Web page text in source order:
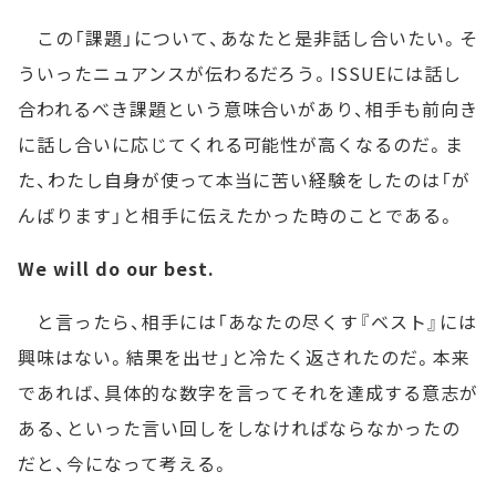
この「課題」について、あなたと是非話し合いたい。そ
ういったニュアンスが伝わるだろう。ISSUEには話し
合われるべき課題という意味合いがあり、相手も前向き
に話し合いに応じてくれる可能性が高くなるのだ。ま
た、わたし自身が使って本当に苦い経験をしたのは「が
んばります」と相手に伝えたかった時のことである。
We will do our best.
と言ったら、相手には「あなたの尽くす『ベスト』には
興味はない。結果を出せ」と冷たく返されたのだ。本来
であれば、具体的な数字を言ってそれを達成する意志が
ある、といった言い回しをしなければならなかったの
だと、今になって考える。